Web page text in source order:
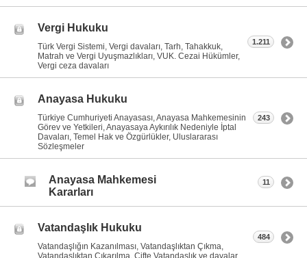
Vergi Hukuku
Türk Vergi Sistemi, Vergi davaları, Tarh, Tahakkuk,
Matrah ve Vergi Uyuşmazlıkları, VUK. Cezai Hükümler,
Vergi ceza davaları
1.211
Anayasa Hukuku
Türkiye Cumhuriyeti Anayasası, Anayasa Mahkemesinin
Görev ve Yetkileri, Anayasaya Aykırılık Nedeniyle İptal
Davaları, Temel Hak ve Özgürlükler, Uluslararası
Sözleşmeler
243
Anayasa Mahkemesi
Kararları
11
Vatandaşlık Hukuku
Vatandaşlığın Kazanılması, Vatandaşlıktan Çıkma,
Vatandaşlıktan Çıkarılma, Çifte Vatandaşlık ve davalar
484